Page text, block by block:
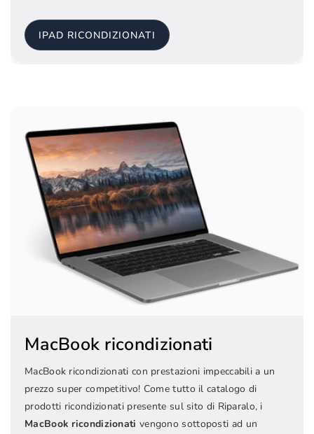
IPAD RICONDIZIONATI
MacBook ricondizionati
MacBook ricondizionati con prestazioni impeccabili a un
prezzo super competitivo! Come tutto il catalogo di
prodotti ricondizionati presente sul sito di Riparalo, i
MacBook ricondizionati vengono sottoposti ad un